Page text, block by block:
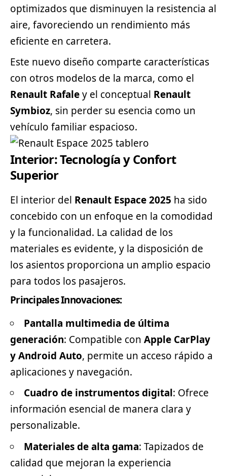
optimizados que disminuyen la resistencia al
aire, favoreciendo un rendimiento más
eficiente en carretera.
Este nuevo diseño comparte características
con otros modelos de la marca, como el
Renault Rafaley el conceptual Renault
Symbioz, sin perder su esencia como un
vehículo familiar espacioso.
Interior: Tecnología y Confort
Superior
El interior del Renault Espace 2025 ha sido
concebido con un enfoque en la comodidad
y la funcionalidad. La calidad de los
materiales es evidente, y la disposición de
los asientos proporciona un amplio espacio
para todos los pasajeros.
Principales Innovaciones:
Pantalla multimedia de última
generación: Compatible con Apple CarPlay
y Android Auto, permite un acceso rápido a
aplicaciones y navegación.
Cuadro de instrumentos digital: Ofrece
información esencial de manera clara y
personalizable.
Materiales de alta gama: Tapizados de
calidad que mejoran la experiencia